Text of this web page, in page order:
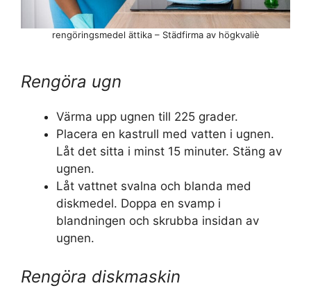
Rengöra ugn
Värma upp ugnen till 225 grader.
Placera en kastrull med vatten i ugnen.
Låt det sitta i minst 15 minuter. Stäng av
ugnen.
Låt vattnet svalna och blanda med
diskmedel. Doppa en svamp i
blandningen och skrubba insidan av
ugnen.
Rengöra diskmaskin
rengöringsmedel ättika – Städfirma av högkvaliè